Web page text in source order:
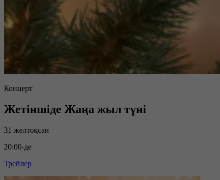
Концерт
Жетіншіде Жаңа жыл түні
31 желтоқсан
20:00-де
Трейлер